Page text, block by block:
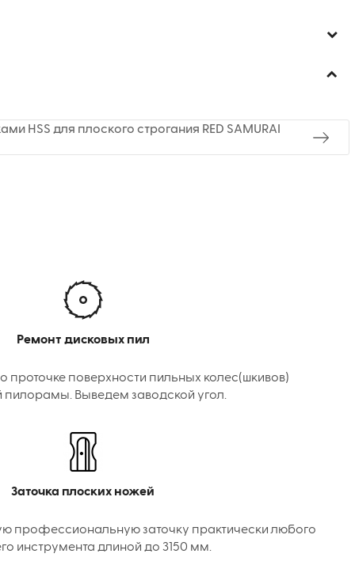
HSS для плоского строгания RED SAMURAI
Ремонт дисковых пил
проточке поверхности пильных колес(шкивов)
пилорамы. Выведем заводской угол.
Заточка плоских ножей
профессиональную заточку практически любого
инструмента длиной до 3150 мм.